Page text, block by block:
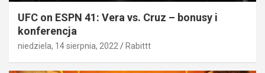
UFC on ESPN 41: Vera vs. Cruz – bonusy i
konferencja
niedziela, 14 sierpnia, 2022 Rabittt